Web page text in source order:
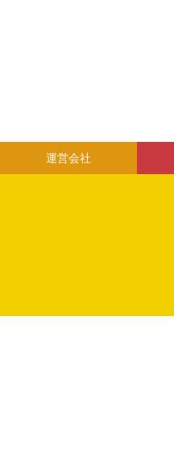
運営会社